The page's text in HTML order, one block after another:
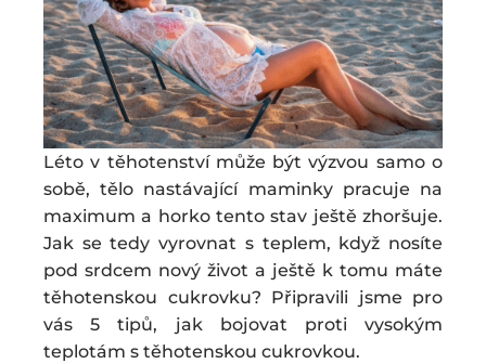
Léto v těhotenství může být výzvou samo o
sobě, tělo nastávající maminky pracuje na
maximum a horko tento stav ještě zhoršuje.
Jak se tedy vyrovnat s teplem, když nosíte
pod srdcem nový život a ještě k tomu máte
těhotenskou cukrovku? Připravili jsme pro
vás 5 tipů, jak bojovat proti vysokým
teplotám s těhotenskou cukrovkou.